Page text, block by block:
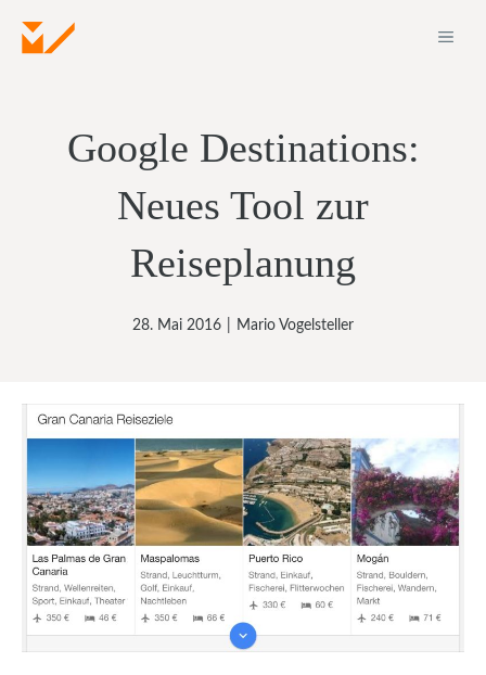
Inhalt
Google Destinations:
Neues Tool zur
Reiseplanung
28. Mai 2016 Mario Vogelsteller